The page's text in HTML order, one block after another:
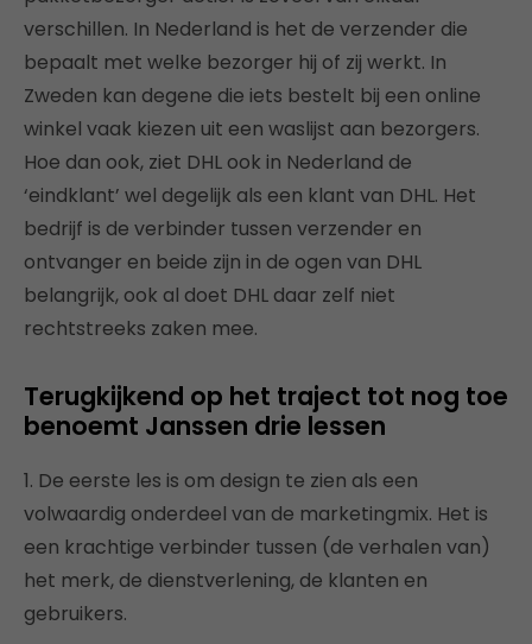
verschillen. In Nederland is het de verzender die
bepaalt met welke bezorger hij of zij werkt. In
Zweden kan degene die iets bestelt bij een online
winkel vaak kiezen uit een waslijst aan bezorgers.
Hoe dan ook, ziet DHL ook in Nederland de
‘eindklant’ wel degelijk als een klant van DHL. Het
bedrijf is de verbinder tussen verzender en
ontvanger en beide zijn in de ogen van DHL
belangrijk, ook al doet DHL daar zelf niet
rechtstreeks zaken mee.
Terugkijkend op het traject tot nog toe
benoemt Janssen drie lessen
1. De eerste les is om design te zien als een
volwaardig onderdeel van de marketingmix. Het is
een krachtige verbinder tussen (de verhalen van)
het merk, de dienstverlening, de klanten en
gebruikers.